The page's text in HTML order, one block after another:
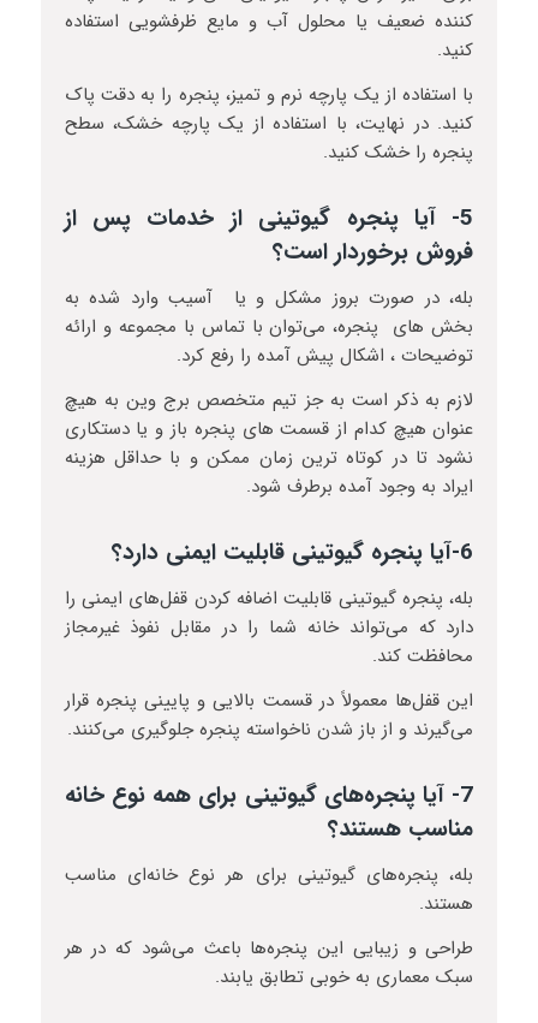
کننده ضعیف یا محلول آب و مایع ظرفشویی استفاده
کنید.
با استفاده از یک پارچه نرم و تمیز، پنجره را به دقت پاک
کنید. در نهایت، با استفاده از یک پارچه خشک، سطح
پنجره را خشک کنید.
5- آیا پنجره گیوتینی از خدمات پس از
فروش برخوردار است؟
بله، در صورت بروز مشکل و یا آسیب وارد شده به
بخش های پنجره، می‌توان با تماس با مجموعه و ارائه
توضیحات ، اشکال پیش آمده را رفع کرد.
لازم به ذکر است به جز تیم متخصص برج وین به هیچ
عنوان هیچ کدام از قسمت های پنجره باز و یا دستکاری
نشود تا در کوتاه ترین زمان ممکن و با حداقل هزینه
ایراد به وجود آمده برطرف شود.
6-آیا پنجره گیوتینی قابلیت ایمنی دارد؟
بله، پنجره گیوتینی قابلیت اضافه کردن قفل‌های ایمنی را
دارد که می‌تواند خانه شما را در مقابل نفوذ غیرمجاز
محافظت کند.
این قفل‌ها معمولاً در قسمت بالایی و پایینی پنجره قرار
می‌گیرند و از باز شدن ناخواسته پنجره جلوگیری می‌کنند.
7- آیا پنجره‌های گیوتینی برای همه نوع خانه
مناسب هستند؟
بله، پنجره‌های گیوتینی برای هر نوع خانه‌ای مناسب
هستند.
طراحی و زیبایی این پنجره‌ها باعث می‌شود که در هر
سبک معماری به خوبی تطابق یابند.